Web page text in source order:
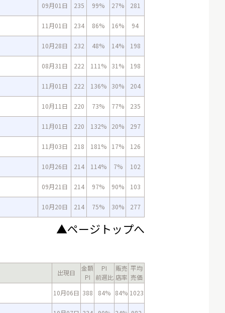
09月01日 235 99% 27% 281
11月01日 234 86% 16% 94
10月28日 232 48% 14% 198
08月31日 222 111% 31% 198
11月01日 222 136% 30% 204
10月11日 220 73% 77% 235
11月01日 220 132% 20% 297
11月03日 218 181% 17% 126
10月26日 214 114% 7% 102
09月21日 214 97% 90% 103
10月20日 214 75% 30% 277
▲ページトップへ
出現日
金額
PI
PI
前週比
販売
店率
平均
売価
10月06日 388 84% 84% 1023